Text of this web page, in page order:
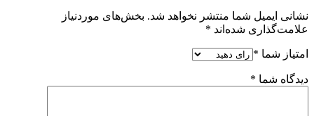
نشانی ایمیل شما منتشر نخواهد شد. بخش‌های موردنیاز
علامت‌گذاری شده‌اند *
امتیاز شما *
دیدگاه شما *